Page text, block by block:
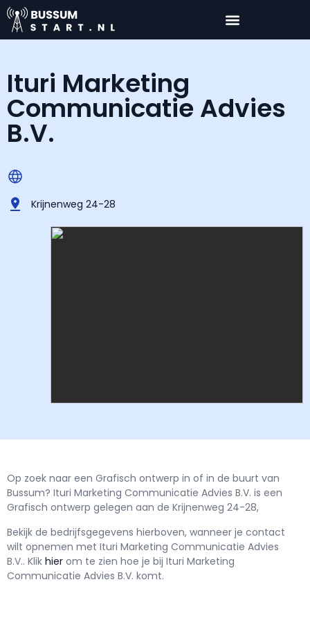
Ituri Marketing
Communicatie Advies
B.V.
Krijnenweg 24-28
Op zoek naar een Grafisch ontwerp in of in de buurt van
Bussum? Ituri Marketing Communicatie Advies B.V. is een
Grafisch ontwerp gelegen aan de Krijnenweg 24-28,
Bekijk de bedrijfsgegevens hierboven, wanneer je contact
wilt opnemen met Ituri Marketing Communicatie Advies
B.V.. Klik hier om te zien hoe je bij Ituri Marketing
Communicatie Advies B.V. komt.